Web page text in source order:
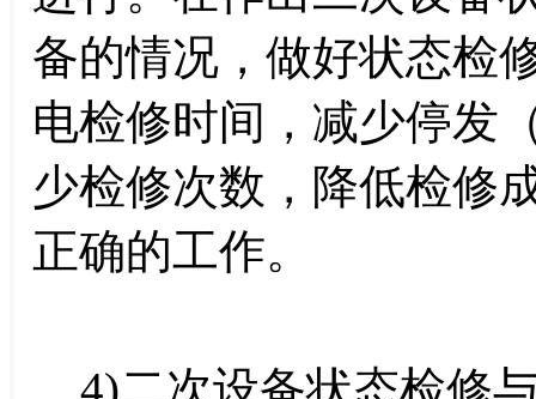
备的情况，做好状态检
电检修时间，减少停发
少检修次数，降低检修
正确的工作。
4)二次设备状态检修